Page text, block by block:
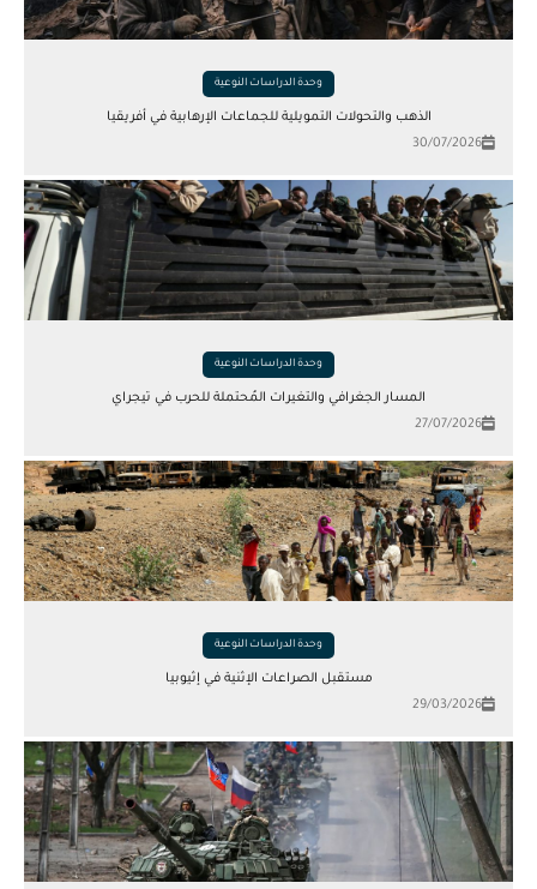
وحدة الدراسات النوعية
الذهب والتحولات التمويلية للجماعات الإرهابية في أفريقيا
30/07/2026
وحدة الدراسات النوعية
المسار الجغرافي والتغيرات المُحتملة للحرب في تيجراي
27/07/2026
وحدة الدراسات النوعية
مستقبل الصراعات الإثنية في إثيوبيا
29/03/2026